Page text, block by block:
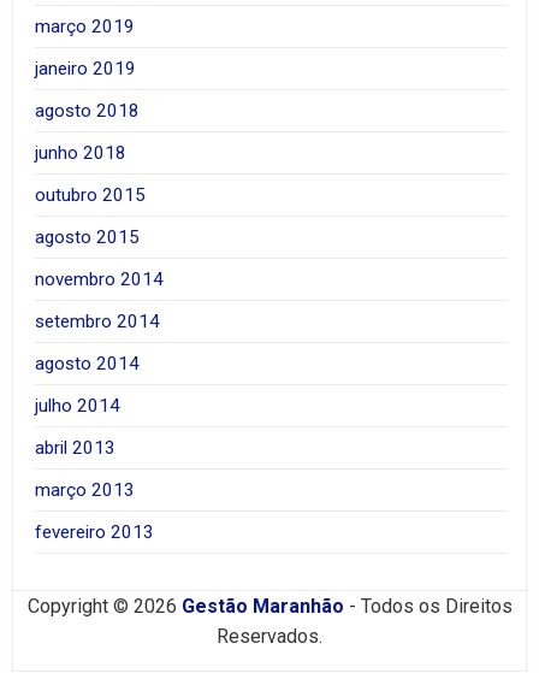
março 2019
janeiro 2019
agosto 2018
junho 2018
outubro 2015
agosto 2015
novembro 2014
setembro 2014
agosto 2014
julho 2014
abril 2013
março 2013
fevereiro 2013
Copyright © 2026 Gestão Maranhão - Todos os Direitos
Reservados.